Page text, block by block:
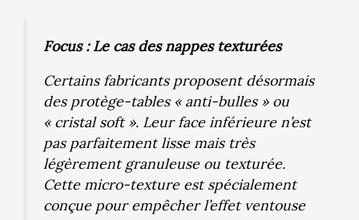
Focus : Le cas des nappes texturées
Certains fabricants proposent désormais
des protège-tables « anti-bulles » ou
« cristal soft ». Leur face inférieure n’est
pas parfaitement lisse mais très
légèrement granuleuse ou texturée.
Cette micro-texture est spécialement
conçue pour empêcher l’effet ventouse